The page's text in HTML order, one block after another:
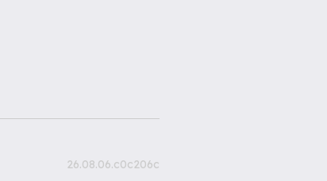
26.08.06.c0c206c